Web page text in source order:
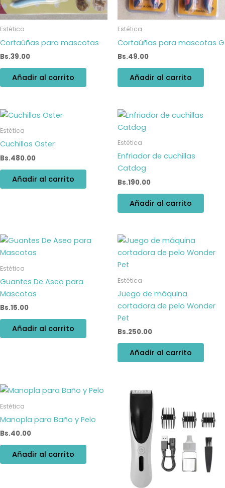
Estética
Cortaúñas para mascotas
Bs.39.00
Añadir al carrito
Estética
Cortaúñas para mascotas G
Bs.49.00
Añadir al carrito
Estética
Cuchillas Oster
Bs.480.00
Añadir al carrito
Estética
Enfriador de cuchillas
Catdog
Bs.190.00
Añadir al carrito
Estética
Guantes De Aseo para
Mascotas
Bs.15.00
Añadir al carrito
Estética
Juego de máquina
cortadora de pelo Wonder
Pet
Bs.250.00
Añadir al carrito
Estética
Manopla para Baño y Pelo
Bs.40.00
Añadir al carrito